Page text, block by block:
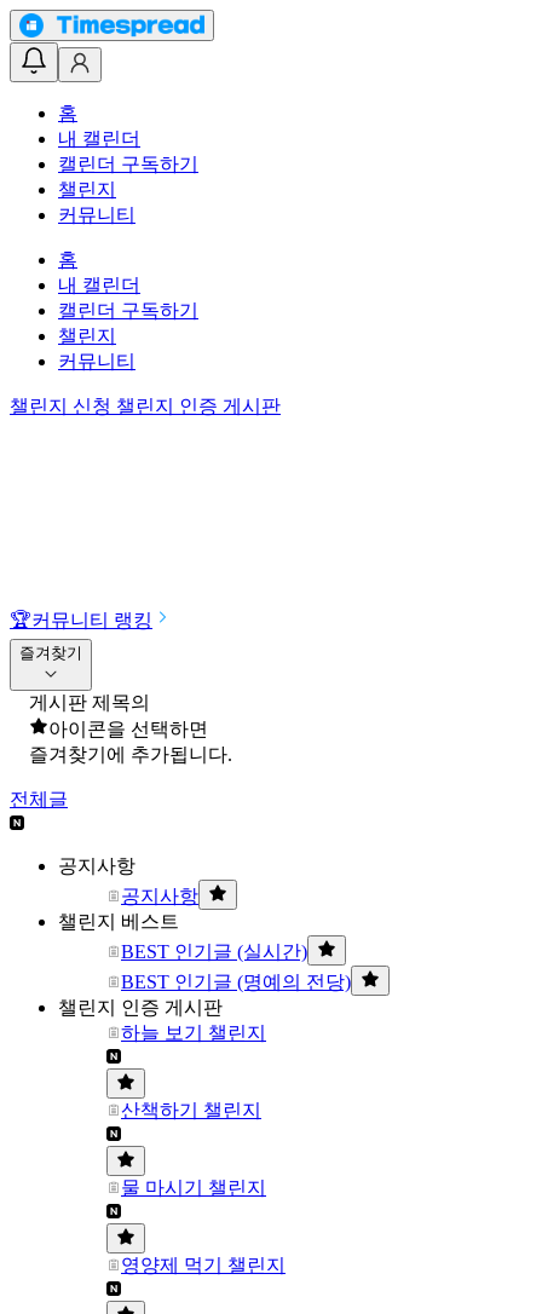
홈
내 캘린더
캘린더 구독하기
챌린지
커뮤니티
홈
내 캘린더
캘린더 구독하기
챌린지
커뮤니티
챌린지 신청 챌린지 인증 게시판
🏆커뮤니티 랭킹
즐겨찾기
게시판 제목의
아이콘을 선택하면
즐겨찾기에 추가됩니다.
전체글
공지사항
공지사항
챌린지 베스트
BEST 인기글 (실시간)
BEST 인기글 (명예의 전당)
챌린지 인증 게시판
하늘 보기 챌린지
산책하기 챌린지
물 마시기 챌린지
영양제 먹기 챌린지